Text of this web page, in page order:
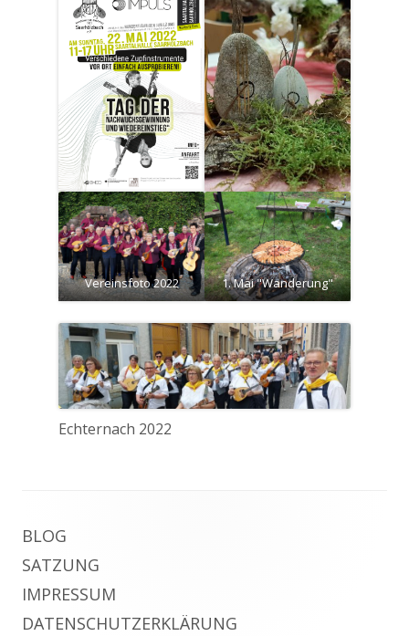
Vereinsfoto 2022 1. Mai "Wanderung"
Echternach 2022
Inhalt
BLOG
SATZUNG
IMPRESSUM
DATENSCHUTZERKLÄRUNG